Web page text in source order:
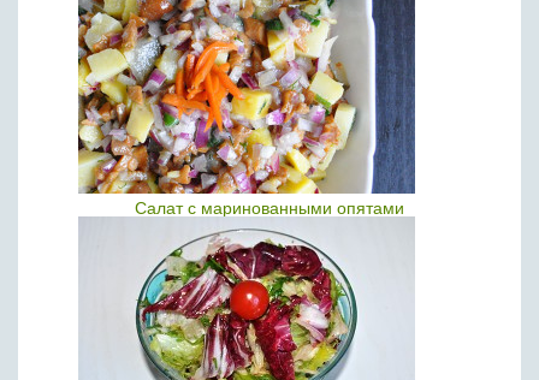
Салат с маринованными опятами